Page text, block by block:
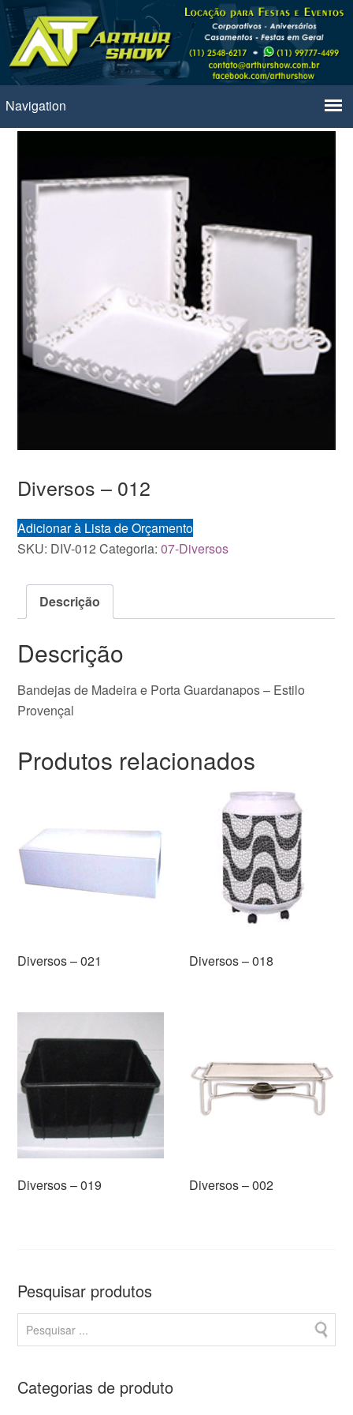
Diversos – 012
Adicionar à Lista de Orçamento
SKU: DIV-012 Categoria:07-Diversos
Descrição
Descrição
Bandejas de Madeira e Porta Guardanapos – Estilo
Provençal
Produtos relacionados
Diversos – 021 Diversos – 018
Diversos – 019 Diversos – 002
Pesquisar produtos
Categorias de produto